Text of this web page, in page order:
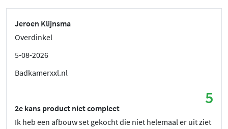
Jeroen Klijnsma
Overdinkel
5-08-2026
Badkamerxxl.nl
5
2e kans product niet compleet
Ik heb een afbouw set gekocht die niet helemaal er uit ziet